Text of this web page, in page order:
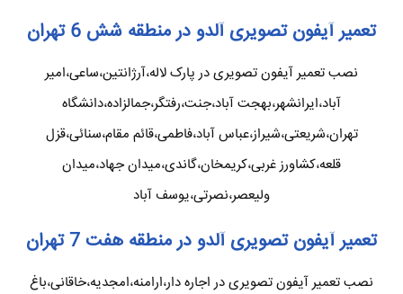
تعمیر آیفون تصویری آلدو در منطقه شش 6 تهران
نصب تعمیر آیفون تصویری در پارک لاله،آرژانتین،ساعی،امیر
آباد،ایرانشهر،بهجت آباد،جنت،رفتگر،جمالزاده،دانشگاه
تهران،شریعتی،شیراز،عباس آباد،فاطمی،قائم مقام،سنائی،قزل
قلعه،کشاورز غربی،کریمخان،گاندی،میدان جهاد،میدان
ولیعصر،نصرتی،یوسف آباد
تعمیر آیفون تصویری آلدو در منطقه هفت 7 تهران
نصب تعمیر آیفون تصویری در اجاره دار،ارامنه،امجدیه،خاقانی،باغ